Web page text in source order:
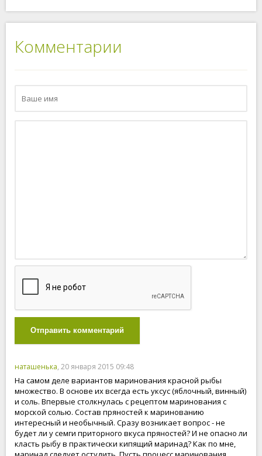
Комментарии
Отправить комментарий
наташенька, 20 января 2015 09:48
На самом деле вариантов маринования красной рыбы
множество. В основе их всегда есть уксус (яблочный, винный)
и соль. Впервые столкнулась с рецептом маринования с
морской солью. Состав пряностей к маринованию
интересный и необычный. Сразу возникает вопрос - не
будет ли у семги приторного вкуса пряностей? И не опасно ли
класть рыбу в практически кипящий маринад? Как по мне,